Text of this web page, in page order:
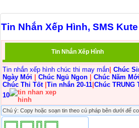
Tin Nhắn Xếp Hình, SMS
Tin Nhắn Xếp Hình
Tin nhắn xếp hình chúc thi may mắn Chúc
Ngày Mới
Chúc Ngủ Ngon Chúc Năm
Chúc Thi Tốt| Tin nhắn 20-11 Chúc TRUNG
10
Chú ý: Copy hoặc soạn tin theo cú pháp bên dưới để